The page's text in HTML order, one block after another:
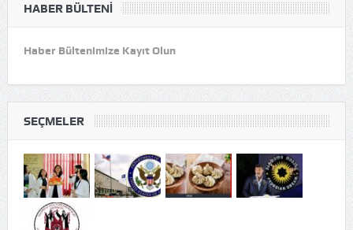
HABER BÜLTENI
Haber Bültenimize Kayıt Olun
SEÇMELER